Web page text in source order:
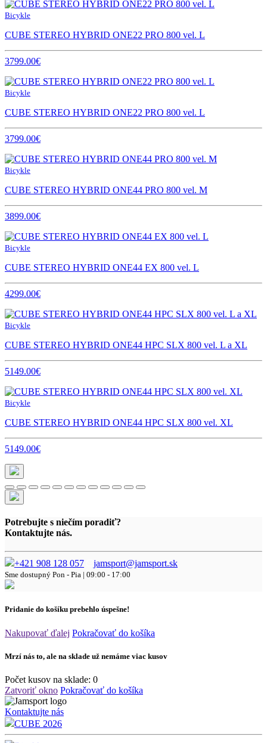
Bicykle
CUBE STEREO HYBRID ONE22 PRO 800 vel. L
3799.00€
Bicykle
CUBE STEREO HYBRID ONE22 PRO 800 vel. L
3799.00€
Bicykle
CUBE STEREO HYBRID ONE44 PRO 800 vel. M
3899.00€
Bicykle
CUBE STEREO HYBRID ONE44 EX 800 vel. L
4299.00€
Bicykle
CUBE STEREO HYBRID ONE44 HPC SLX 800 vel. L a XL
5149.00€
Bicykle
CUBE STEREO HYBRID ONE44 HPC SLX 800 vel. XL
5149.00€
Potrebujte s niečím poradiť?
Kontaktujte nás.
+421 908 128 057 jamsport@jamsport.sk
Sme dostupný Pon - Pia | 09:00 - 17:00
Pridanie do košíku prebehlo úspešne!
Nakupovať ďalej Pokračovať do košíka
Mrzí nás to, ale na sklade už nemáme viac kusov
Počet kusov na sklade: 0
Zatvoriť okno Pokračovať do košíka
Kontaktujte nás
CUBE 2026